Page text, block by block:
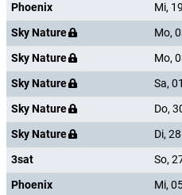
Phoenix
Mi,
Sky Nature
Mo,
Sky Nature
Mo,
Sky Nature
Sa,
Sky Nature
Do,
Sky Nature
Di,
3sat
So,
Phoenix
Mi,